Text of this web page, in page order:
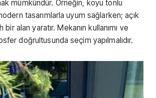
mümkündür. Örneğin, koyu tonlu
tasarımlarla uyum sağlarken; açık
alan yaratır. Mekanın kullanımı ve
doğrultusunda seçim yapılmalıdır.